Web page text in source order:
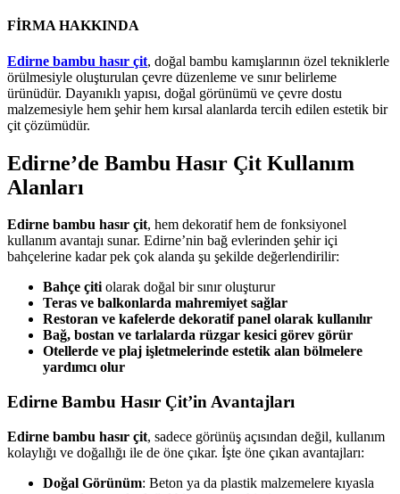
FİRMA HAKKINDA
Edirne bambu hasır çit, doğal bambu kamışlarının özel tekniklerle
örülmesiyle oluşturulan çevre düzenleme ve sınır belirleme
ürünüdür. Dayanıklı yapısı, doğal görünümü ve çevre dostu
malzemesiyle hem şehir hem kırsal alanlarda tercih edilen estetik bir
çit çözümüdür.
Edirne’de Bambu Hasır Çit Kullanım
Alanları
Edirne bambu hasır çit, hem dekoratif hem de fonksiyonel
kullanım avantajı sunar. Edirne’nin bağ evlerinden şehir içi
bahçelerine kadar pek çok alanda şu şekilde değerlendirilir:
Bahçe çitiolarak doğal bir sınır oluşturur
Teras ve balkonlarda mahremiyet sağlar
Restoran ve kafelerde dekoratif panel olarak kullanılır
Bağ, bostan ve tarlalarda rüzgar kesici görev görür
Otellerde ve plaj işletmelerinde estetik alan bölmelere
yardımcı olur
Edirne Bambu Hasır Çit’in Avantajları
Edirne bambu hasır çit, sadece görünüş açısından değil, kullanım
kolaylığı ve doğallığı ile de öne çıkar. İşte öne çıkan avantajları:
Doğal Görünüm: Beton ya da plastik malzemelere kıyasla